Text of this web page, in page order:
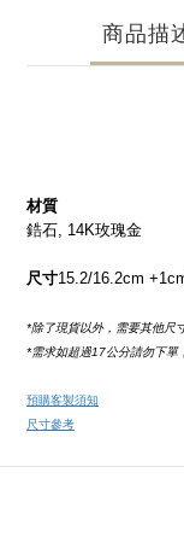
商品描
材質
鋯石, 14K玫瑰金
尺寸15.2/16.2cm
*除了現貨以外，需要其他尺
*需求如超過17公分請勿下單
預購客製須知
尺寸參考